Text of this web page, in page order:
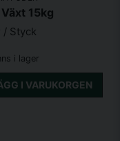
15kg
/ Styck
i lager
I VARUKORGEN